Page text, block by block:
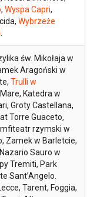
, Wyspa Capri,
Wybrzeże
.
św. Mikołaja w
Aragoński w
Trulli w
Katedra w
Groty Castellana,
Torre Guaceto,
rzymski w
Zamek w Barletcie,
Sauro w
Tremiti, Park
Sant’Angelo.
Tarent, Foggia,